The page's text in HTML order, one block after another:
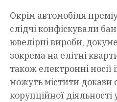
Окрім автомобіля
слідчі конфіскували
ювелірні вироби,
зокрема на елітні
також електронні носії
можуть містити докази
корупційної діяльності